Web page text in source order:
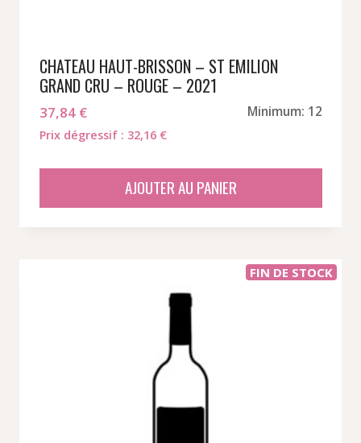
CHATEAU HAUT-BRISSON – ST EMILION
GRAND CRU – ROUGE – 2021
37,84 € Minimum: 12
Prix dégressif : 32,16 €
AJOUTER AU PANIER
FIN DE STOCK